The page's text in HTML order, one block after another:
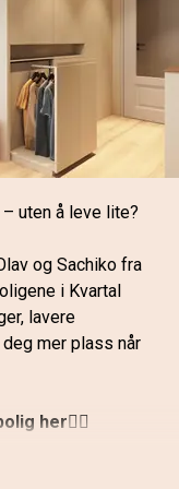
du vil vite mer
prosjektet!
deg
bilde av hvilke
og planer.
uten å leve lite?
og Sachiko fra
i Kvartal
lavere
mer plass når
her👇🏼